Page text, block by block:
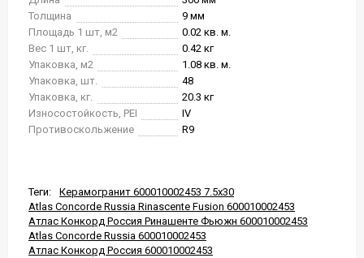
Толщина
9 мм
Площадь 1 шт, м2
0.02 кв. м.
Вес 1 шт, кг.
0.42 кг
Упаковка, м2
1.08 кв. м.
Упаковка, шт.
48
Упаковка, кг.
20.3 кг
Износостойкость, PEI
IV
Противоскольжение
R9
Теги:
Керамогранит 600010002453 7.5x30
Atlas Concorde Russia Rinascente Fusion 600010002453
Атлас Конкорд Россия Ринашенте Фьюжн 600010002453
Atlas Concorde Russia 600010002453
Атлас Конкорд Россия 600010002453